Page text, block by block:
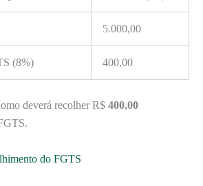
5.000,00
(8%) 400,00
deverá recolher R$ 400,00
do FGTS